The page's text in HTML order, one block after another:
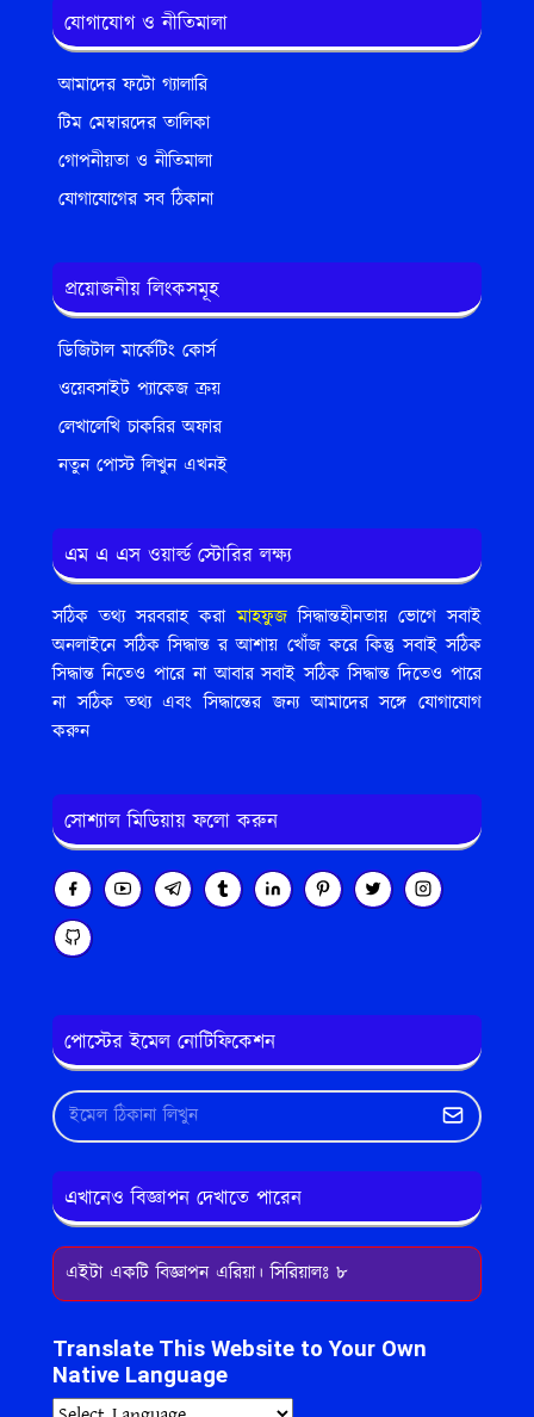
যোগাযোগ ও নীতিমালা
আমাদের ফটো গ্যালারি
টিম মেম্বারদের তালিকা
গোপনীয়তা ও নীতিমালা
যোগাযোগের সব ঠিকানা
প্রয়োজনীয় লিংকসমূহ
ডিজিটাল মার্কেটিং কোর্স
ওয়েবসাইট প্যাকেজ ক্রয়
লেখালেখি চাকরির অফার
নতুন পোস্ট লিখুন এখনই
এম এ এস ওয়ার্ল্ড স্টোরির লক্ষ্য
সঠিক তথ্য সরবরাহ করামাহফুজসিদ্ধান্তহীনতায় ভোগে সবাই
অনলাইনে সঠিক সিদ্ধান্ত র আশায় খোঁজ করে কিন্তু সবাই সঠিক
সিদ্ধান্ত নিতেও পারে না আবার সবাই সঠিক সিদ্ধান্ত দিতেও পারে
না সঠিক তথ্য এবং সিদ্ধান্তের জন্য আমাদের সঙ্গে যোগাযোগ
করুন
সোশ্যাল মিডিয়ায় ফলো করুন
পোস্টের ইমেল নোটিফিকেশন
এখানেও বিজ্ঞাপন দেখাতে পারেন
এইটা একটি বিজ্ঞাপন এরিয়া। সিরিয়ালঃ ৮
Translate This Website to Your Own
Native Language